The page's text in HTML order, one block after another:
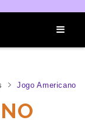
Jogo Americano